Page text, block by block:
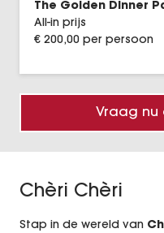
The Golden Dinner
All-in prijs
€ 200,00 per persoon
Vraag nu
Chèri Chèri
Stap in de wereld van
BookX